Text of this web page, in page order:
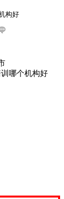
构好
哪个机构好